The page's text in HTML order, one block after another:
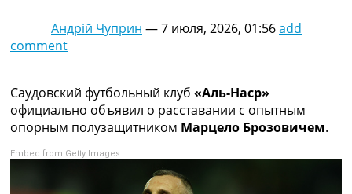
Таблицы групп Чемпионата Мира
Лига Чемпионов. Таблицы групп
Англия. Премьер-Лига
Испания. Ла Лига
Все таблицы >>>
Рейтинги
Рейтинг стран УЕФА
Андрій Чуприн —7 июля, 2026, 01:56add
comment
Саудовский футбольный клуб «Аль-Наср»
официально объявил о расставании с опытным
опорным полузащитником Марцело Брозовичем.
Embed from Getty Images